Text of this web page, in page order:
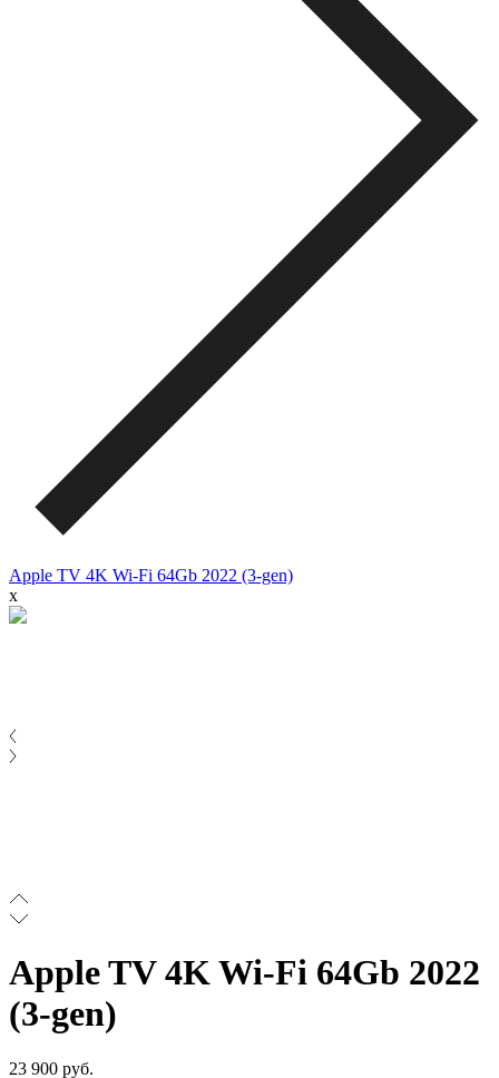
Apple TV 4K Wi-Fi 64Gb 2022 (3-gen)
x
Apple TV 4K Wi-Fi 64Gb 2022
(3-gen)
23 900 руб.